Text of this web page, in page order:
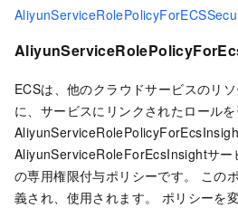
ECSは、他のクラウドサービスのリ
に、サービスにリンクされたロールを
AliyunServiceRoleForEcsInsightサー
の専用権限付与ポリシーです。 この
義され、使用されます。 ポリシーを